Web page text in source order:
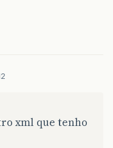
xml que tenho